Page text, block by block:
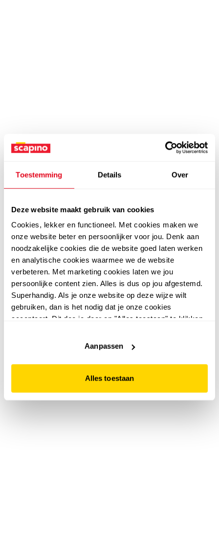
Toestemming Details Over
Deze website maakt gebruik van cookies
Cookies, lekker en functioneel. Met cookies maken we
onze website beter en persoonlijker voor jou. Denk aan
noodzakelijke cookies die de website goed laten werken
en analytische cookies waarmee we de website
verbeteren. Met marketing cookies laten we jou
persoonlijke content zien. Alles is dus op jou afgestemd.
Superhandig. Als je onze website op deze wijze wilt
gebruiken, dan is het nodig dat je onze cookies
accepteert. Dit doe je door op "Alles toestaan" te klikken.
website niet optimaal functioneert.
Aanpassen
Alles toestaan